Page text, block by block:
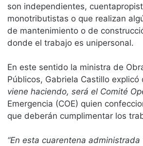
son independientes,
monotributistas o que realizan
de mantenimiento o de
donde el trabajo es unipersonal.
En este sentido la ministra de
Públicos, Gabriela Castillo explicó
viene haciendo, será el Comité
Emergencia (COE) quien
que deberán cumplimentar los
“En esta cuarentena administrada